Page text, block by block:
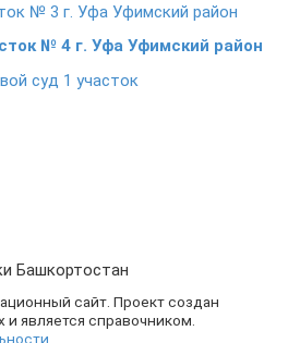
№ 3 г. Уфа Уфимский район
№ 4 г. Уфа Уфимский район
суд 1 участок
Башкортостан
сайт. Проект создан
является справочником.